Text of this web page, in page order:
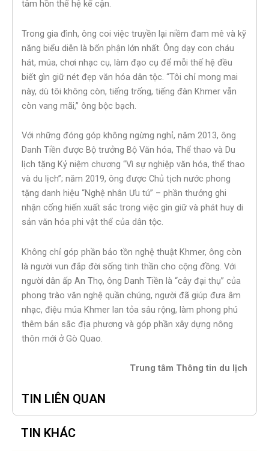
tâm hồn thế hệ kế cận.
Trong gia đình, ông coi việc truyền lại niềm đam mê và kỹ
năng biểu diễn là bổn phận lớn nhất. Ông dạy con cháu
hát, múa, chơi nhạc cụ, làm đạo cụ để mỗi thế hệ đều
biết gìn giữ nét đẹp văn hóa dân tộc. “Tôi chỉ mong mai
này, dù tôi không còn, tiếng trống, tiếng đàn Khmer vẫn
còn vang mãi,” ông bộc bạch.
Với những đóng góp không ngừng nghỉ, năm 2013, ông
Danh Tiền được Bộ trưởng Bộ Văn hóa, Thể thao và Du
lịch tặng Kỷ niệm chương “Vì sự nghiệp văn hóa, thể thao
và du lịch”; năm 2019, ông được Chủ tịch nước phong
tặng danh hiệu “Nghệ nhân Ưu tú” – phần thưởng ghi
nhận cống hiến xuất sắc trong việc gìn giữ và phát huy di
sản văn hóa phi vật thể của dân tộc.
Không chỉ góp phần bảo tồn nghệ thuật Khmer, ông còn
là người vun đắp đời sống tinh thần cho cộng đồng. Với
người dân ấp An Thọ, ông Danh Tiền là “cây đại thụ” của
phong trào văn nghệ quần chúng, người đã giúp đưa âm
nhạc, điệu múa Khmer lan tỏa sâu rộng, làm phong phú
thêm bản sắc địa phương và góp phần xây dựng nông
thôn mới ở Gò Quao.
Trung tâm Thông tin du lịch
TIN LIÊN QUAN
TIN KHÁC